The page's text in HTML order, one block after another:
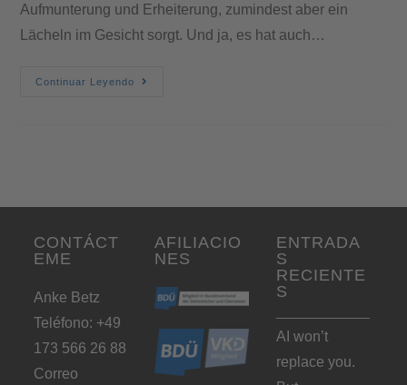
Aufmunterung und Erheiterung, zumindest aber ein
Lächeln im Gesicht sorgt. Und ja, es hat auch…
Continuar Leyendo
CONTÁCT
EME
Anke Betz
Teléfono: +49
173 566 26 88
Correo
AFILIACIO
NES
ENTRADA
S
RECIENTE
S
AI won’t
replace you.